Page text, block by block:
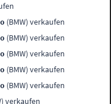
(BMW) verkaufen
(BMW) verkaufen
(BMW) verkaufen
(BMW) verkaufen
(BMW) verkaufen
verkaufen